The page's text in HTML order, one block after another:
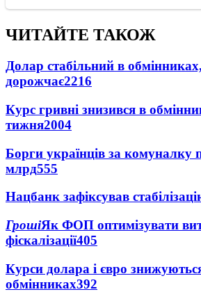
ЧИТАЙТЕ ТАКОЖ
Долар стабільний в
дорожчає2216
Курс гривні знизився в
тижня2004
Борги українців за комуналку
млрд555
Нацбанк зафіксував
ГрошіЯк ФОП оптимізувати
фіскалізації405
Курси долара і євро
обмінниках392